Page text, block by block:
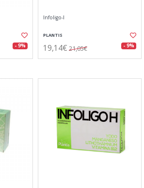
- 9%
Infoligo-l
PLANTIS
19,14€ 21,05€ - 9%